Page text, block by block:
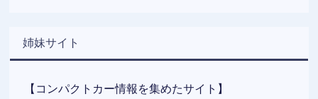
姉妹サイト
【コンパクトカー情報を集めたサイト】